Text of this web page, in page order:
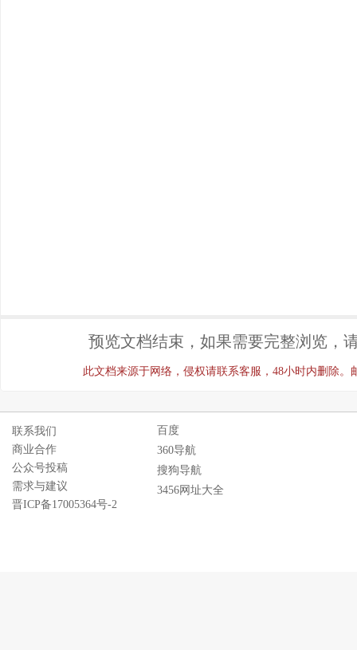
预览文档结束，如果需要完整浏览，
此文档来源于网络，侵权请联系客服，48小时内删除。
联系我们
商业合作
公众号投稿
需求与建议
晋ICP备17005364号-2
百度
360导航
搜狗导航
3456网址大全